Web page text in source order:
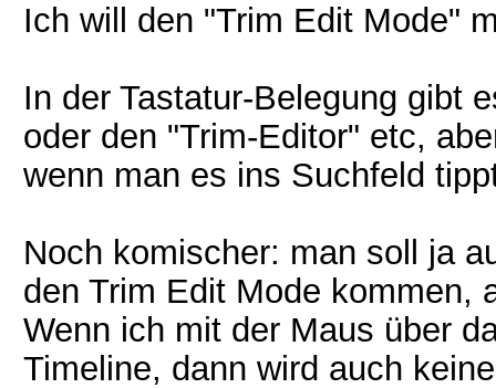
Ich will den "Trim Edit Mode"
In der Tastatur-Belegung gibt
oder den "Trim-Editor" etc,
wenn man es ins Suchfeld
Noch komischer: man soll ja
den Trim Edit Mode kommen,
Wenn ich mit der Maus über
Timeline, dann wird auch